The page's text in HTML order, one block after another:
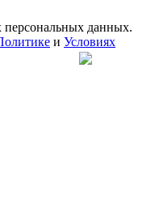
персональных данных.
и Условиях